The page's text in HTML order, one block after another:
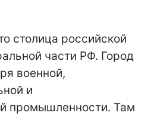
столица российской
части РФ. Город
военной,
и
промышленности. Там